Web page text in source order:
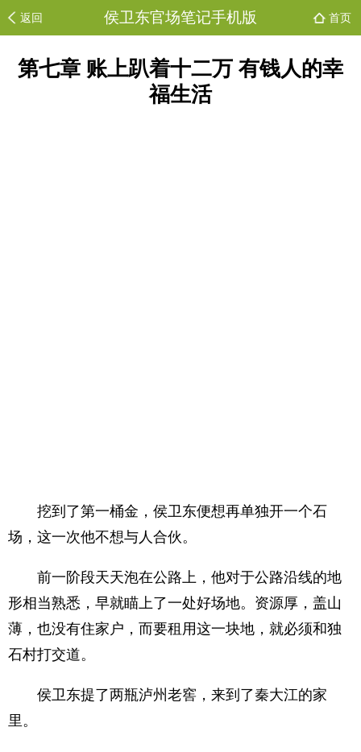
返回 侯卫东官场笔记手机版 首页
第七章 账上趴着十二万 有钱人的幸
福生活
挖到了第一桶金，侯卫东便想再单独开一个石
场，这一次他不想与人合伙。
前一阶段天天泡在公路上，他对于公路沿线的地
形相当熟悉，早就瞄上了一处好场地。资源厚，盖山
薄，也没有住家户，而要租用这一块地，就必须和独
石村打交道。
侯卫东提了两瓶泸州老窖，来到了秦大江的家
里。